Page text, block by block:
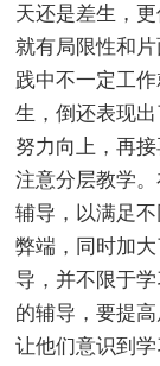
天还是差生，
就有局限性和
践中不一定工
生，倒还表现
努力向上，再
注意分层教学
辅导，以满足
弊端，同时加
导，并不限于
的辅导，要提
让他们意识到